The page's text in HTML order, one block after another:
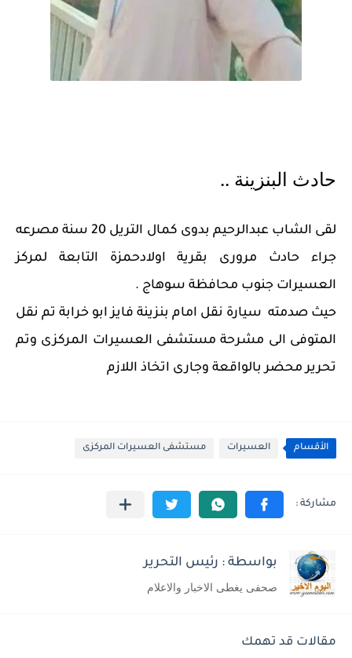
حادث البنزينة ..
جراء حادث مرورى بقرية اولادحمزة التابعة لمركز
العسيرات جنوب محافظة سوهاج .
تحرير محضر بالواقعة وجارى اتخاذ اللازم
الأقسام العسيرات مستشفى العسيرات المركزى
بواسطة : رئيس التحرير
صحفى يغطى الاخبار والاعلام
مقالات قد تهمك